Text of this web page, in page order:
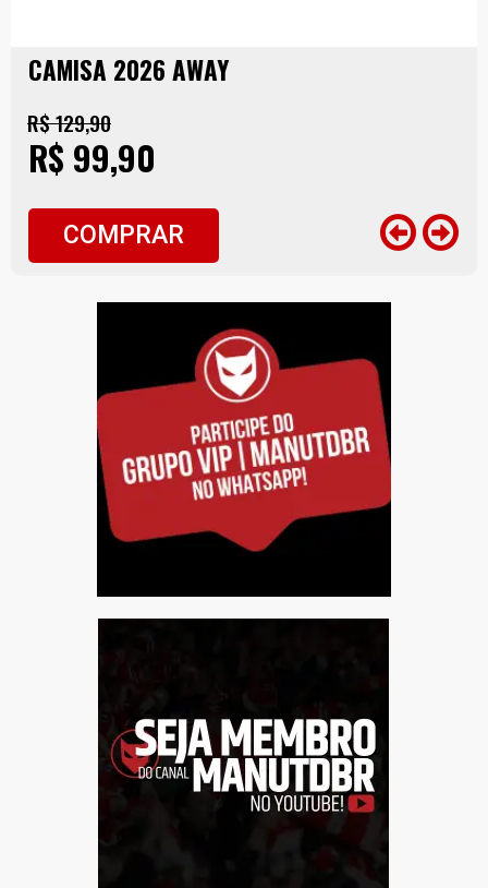
CAMISA 2026 AWAY
R$ 129,90
R$ 99,90
COMPRAR